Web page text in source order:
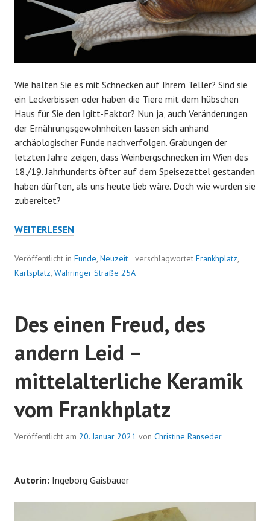
Wie halten Sie es mit Schnecken auf Ihrem Teller? Sind sie
ein Leckerbissen oder haben die Tiere mit dem hübschen
Haus für Sie den Igitt-Faktor? Nun ja, auch Veränderungen
der Ernährungsgewohnheiten lassen sich anhand
archäologischer Funde nachverfolgen. Grabungen der
letzten Jahre zeigen, dass Weinbergschnecken im Wien des
18./19. Jahrhunderts öfter auf dem Speisezettel gestanden
haben dürften, als uns heute lieb wäre. Doch wie wurden sie
zubereitet?
SCHNECKEREIEN
WEITERLESEN
Veröffentlicht in Funde, Neuzeit verschlagwortet Frankhplatz,
Karlsplatz, Währinger Straße 25A
Des einen Freud, des
andern Leid –
mittelalterliche Keramik
vom Frankhplatz
Veröffentlicht am 20. Januar 2021 von Christine Ranseder
Autorin: Ingeborg Gaisbauer